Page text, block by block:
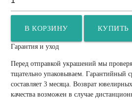
В КОРЗИНУ КУПИТЬ
Гарантия и уход
Перед отправкой украшений мы
тщательно упаковываем. Гарантийный
составляет 3 месяца. Возврат
качества возможен в случае